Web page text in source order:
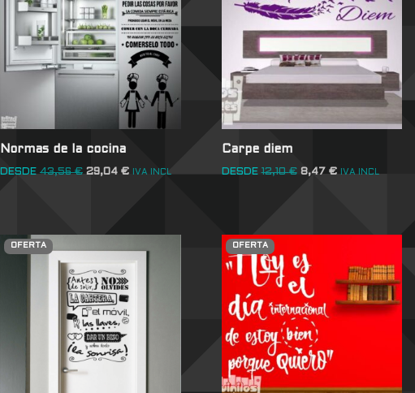
Normas de la cocina
DESDE 43,56€ 29,04 € IVA INCL
Carpe diem
DESDE 12,10€ 8,47€ IVA INCL
OFERTA OFERTA